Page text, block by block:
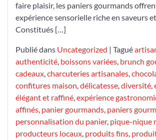
faire plaisir, les paniers gourmands
expérience sensorielle riche en saveurs
Constitués […]
Publié dans Uncategorized | Tagué
authenticité, boissons variées, brunch
cadeaux,charcuteries artisanales,
confitures maison,délicatesse,diversité,
élégant et raffiné,expérience
affinés, panier gourmands, paniers
personnalisation du panier, pique-nique
producteurs locaux, produits fins,